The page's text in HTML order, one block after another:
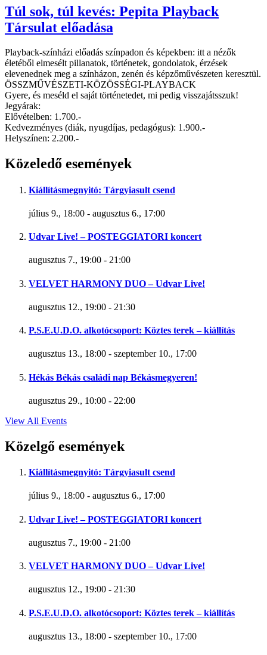
Túl sok, túl kevés: Pepita Playback
Társulat előadása
Playback-színházi előadás színpadon és képekben: itt a nézők
életéből elmesélt pillanatok, történetek, gondolatok, érzések
elevenednek meg a színházon, zenén és képzőművészeten keresztül.
ÖSSZMŰVÉSZETI-KÖZÖSSÉGI-PLAYBACK
Gyere, és meséld el saját történetedet, mi pedig visszajátsszuk!
Jegyárak:
Elővételben: 1.700.-
Kedvezményes (diák, nyugdíjas, pedagógus): 1.900.-
Helyszínen: 2.200.-
Közeledő események
Kiállításmegnyitó: Tárgyiasult csend
július 9., 18:00 - augusztus 6., 17:00
Udvar Live! – POSTEGGIATORI koncert
augusztus 7., 19:00 - 21:00
VELVET HARMONY DUO – Udvar Live!
augusztus 12., 19:00 - 21:30
P.S.E.U.D.O. alkotócsoport: Köztes terek – kiállítás
augusztus 13., 18:00 - szeptember 10., 17:00
Hékás Békás családi nap Békásmegyeren!
augusztus 29., 10:00 - 22:00
View All Events
Közelgő események
Kiállításmegnyitó: Tárgyiasult csend
július 9., 18:00 - augusztus 6., 17:00
Udvar Live! – POSTEGGIATORI koncert
augusztus 7., 19:00 - 21:00
VELVET HARMONY DUO – Udvar Live!
augusztus 12., 19:00 - 21:30
P.S.E.U.D.O. alkotócsoport: Köztes terek – kiállítás
augusztus 13., 18:00 - szeptember 10., 17:00